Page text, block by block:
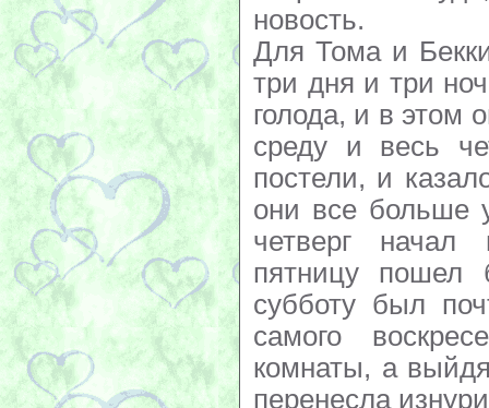
новость.
Для Тома и
три дня и три
голода, и в этом
среду и весь
постели, и
они все больше
четверг начал
пятницу пошел
субботу был
самого
комнаты, а
перенесла